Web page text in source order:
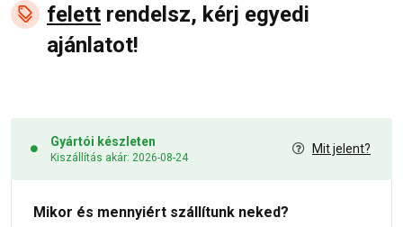
felett rendelsz, kérj egyedi
ajánlatot!
Gyártói készleten
Kiszállítás akár: 2026-08-24
Mit jelent?
Mikor és mennyiért szállítunk neked?